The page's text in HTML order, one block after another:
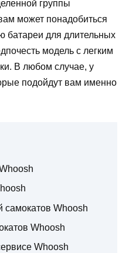
группы
может понадобиться
батареи для длительных
модель с легким
В любом случае, у
подойдут вам именно
Whoosh
Whoosh
Whoosh